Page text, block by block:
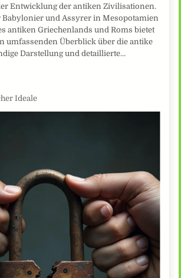
Entwicklung der antiken Zivilisationen.
Babylonier und Assyrer in Mesopotamien
antiken Griechenlands und Roms bietet
umfassenden Überblick über die antike
Darstellung und detaillierte…
Ideale